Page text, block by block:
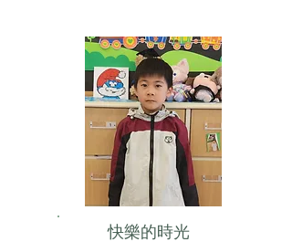
快樂的時光